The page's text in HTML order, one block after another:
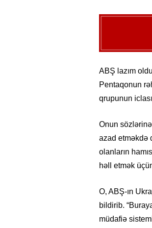
ABŞ lazım
Pentaqonun
qrupunun
Onun
azad etməkdə
olanların
həll etmək
O, ABŞ-ın
bildirib.
müdafiə